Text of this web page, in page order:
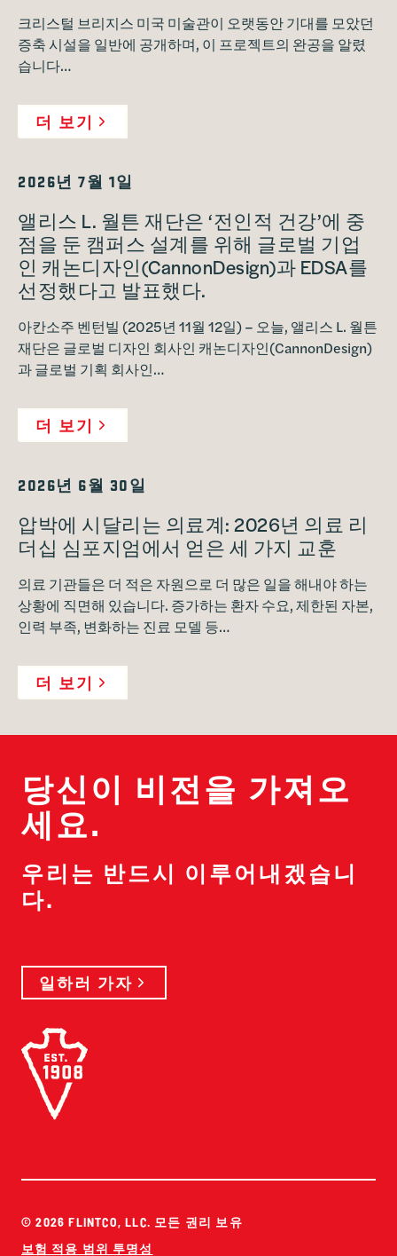
크리스털 브리지스 미국 미술관이 오랫동안 기대를 모았던
증축 시설을 일반에 공개하며, 이 프로젝트의 완공을 알렸
습니다…
더 보기
2026년 7월 1일
앨리스 L. 월튼 재단은 ‘전인적 건강’에 중
점을 둔 캠퍼스 설계를 위해 글로벌 기업
인 캐논디자인(CannonDesign)과 EDSA를
선정했다고 발표했다.
아칸소주 벤턴빌 (2025년 11월 12일) – 오늘, 앨리스 L. 월튼
재단은 글로벌 디자인 회사인 캐논디자인(CannonDesign)
과 글로벌 기획 회사인…
더 보기
2026년 6월 30일
압박에 시달리는 의료계: 2026년 의료 리
더십 심포지엄에서 얻은 세 가지 교훈
의료 기관들은 더 적은 자원으로 더 많은 일을 해내야 하는
상황에 직면해 있습니다. 증가하는 환자 수요, 제한된 자본,
인력 부족, 변화하는 진료 모델 등…
더 보기
당신이 비전을 가져오
세요.
우리는 반드시 이루어내겠습니
다.
일하러 가자
© 2026 FLINTCO, LLC. 모든 권리 보유
보험 적용 범위 투명성